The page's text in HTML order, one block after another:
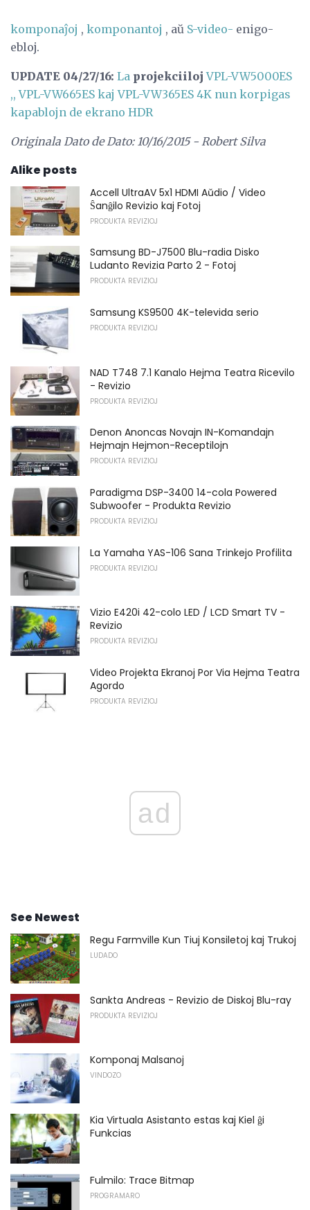
komponaĵoj , komponantoj , aŭ S-video- enigo-
ebloj.
UPDATE 04/27/16: La projekciiloj VPL-VW5000ES
,, VPL-VW665ES kaj VPL-VW365ES 4K nun korpigas
kapablojn de ekrano HDR
Originala Dato de Dato: 10/16/2015 - Robert Silva
Alike posts
Accell UltraAV 5x1 HDMI Aŭdio / Video
Ŝanĝilo Revizio kaj Fotoj
PRODUKTA REVIZIOJ
Samsung BD-J7500 Blu-radia Disko
Ludanto Revizia Parto 2 - Fotoj
PRODUKTA REVIZIOJ
Samsung KS9500 4K-televida serio
PRODUKTA REVIZIOJ
NAD T748 7.1 Kanalo Hejma Teatra Ricevilo
- Revizio
PRODUKTA REVIZIOJ
Denon Anoncas Novajn IN-Komandajn
Hejmajn Hejmon-Receptilojn
PRODUKTA REVIZIOJ
Paradigma DSP-3400 14-cola Powered
Subwoofer - Produkta Revizio
PRODUKTA REVIZIOJ
La Yamaha YAS-106 Sana Trinkejo Profilita
PRODUKTA REVIZIOJ
Vizio E420i 42-colo LED / LCD Smart TV -
Revizio
PRODUKTA REVIZIOJ
Video Projekta Ekranoj Por Via Hejma Teatra
Agordo
PRODUKTA REVIZIOJ
ad
See Newest
Regu Farmville Kun Tiuj Konsiletoj kaj Trukoj
LUDADO
Sankta Andreas - Revizio de Diskoj Blu-ray
PRODUKTA REVIZIOJ
Komponaj Malsanoj
VINDOZO
Kia Virtuala Asistanto estas kaj Kiel ĝi
Funkcias
Fulmilo: Trace Bitmap
PROGRAMARO